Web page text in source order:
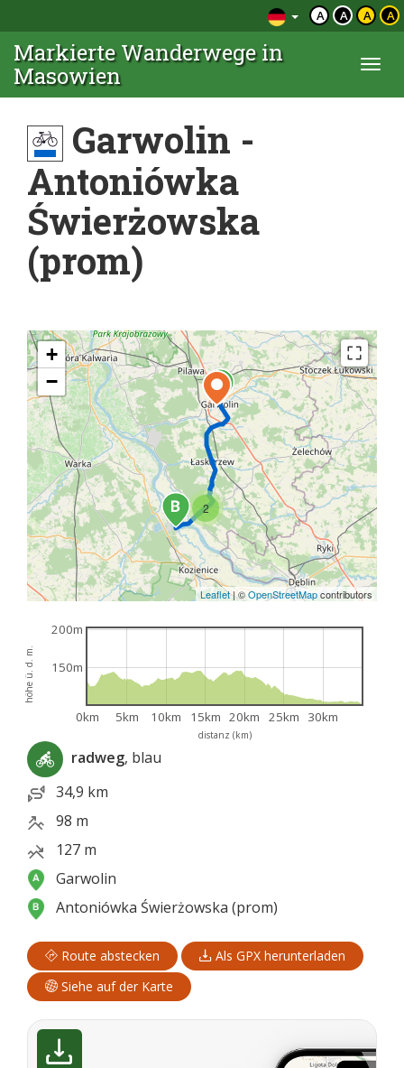
A A A A
Markierte Wanderwege in
Masowien
Garwolin -
Antoniówka
Świerżowska
(prom)
2
+
−
Leaflet|©OpenStreetMapcontributors
distanz (km)
höhe ü. d. m.
0km 5km 10km 15km 20km 25km 30km
150m
200m
radweg, blau
34,9 km
98 m
127 m
Garwolin
Antoniówka Świerżowska (prom)
Route abstecken
Als GPX herunterladen
Siehe auf der Karte